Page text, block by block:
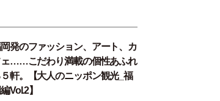
発のファッション、アート、カ
……こだわり満載の個性あふれ
軒。【大人のニッポン観光_福
Vol.2】